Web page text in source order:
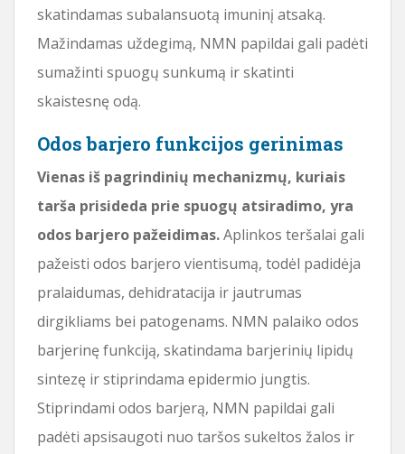
skatindamas subalansuotą imuninį atsaką.
Mažindamas uždegimą, NMN papildai gali padėti
sumažinti spuogų sunkumą ir skatinti
skaistesnę odą.
Odos barjero funkcijos gerinimas
Vienas iš pagrindinių mechanizmų, kuriais
tarša prisideda prie spuogų atsiradimo, yra
odos barjero pažeidimas.Aplinkos teršalai gali
pažeisti odos barjero vientisumą, todėl padidėja
pralaidumas, dehidratacija ir jautrumas
dirgikliams bei patogenams. NMN palaiko odos
barjerinę funkciją, skatindama barjerinių lipidų
sintezę ir stiprindama epidermio jungtis.
Stiprindami odos barjerą, NMN papildai gali
padėti apsisaugoti nuo taršos sukeltos žalos ir